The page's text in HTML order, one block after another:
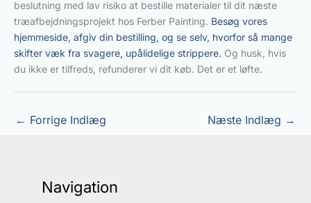
beslutning med lav risiko at bestille materialer til dit næste
træafbejdningsprojekt hos Ferber Painting. Besøg vores
hjemmeside, afgiv din bestilling, og se selv, hvorfor så mange
skifter væk fra svagere, upålidelige strippere. Og husk, hvis
du ikke er tilfreds, refunderer vi dit køb. Det er et løfte.
← Forrige Indlæg Næste Indlæg →
Navigation